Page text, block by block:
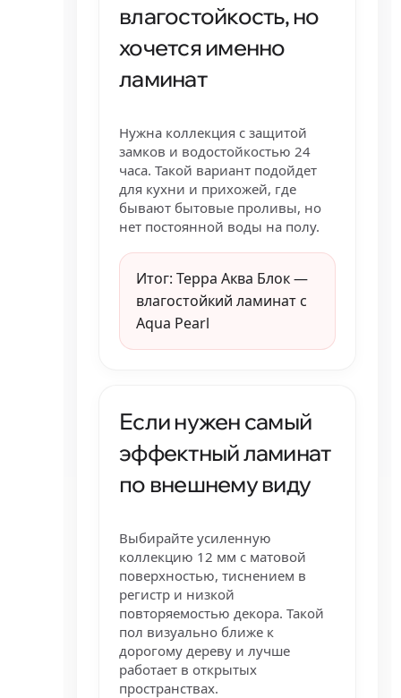
влагостойкость, но
хочется именно
ламинат
Нужна коллекция с защитой
замков и водостойкостью 24
часа. Такой вариант подойдет
для кухни и прихожей, где
бывают бытовые проливы, но
нет постоянной воды на полу.
Итог: Терра Аква Блок —
влагостойкий ламинат с
Aqua Pearl
Если нужен самый
эффектный ламинат
по внешнему виду
Выбирайте усиленную
коллекцию 12 мм с матовой
поверхностью, тиснением в
регистр и низкой
повторяемостью декора. Такой
пол визуально ближе к
дорогому дереву и лучше
работает в открытых
пространствах.